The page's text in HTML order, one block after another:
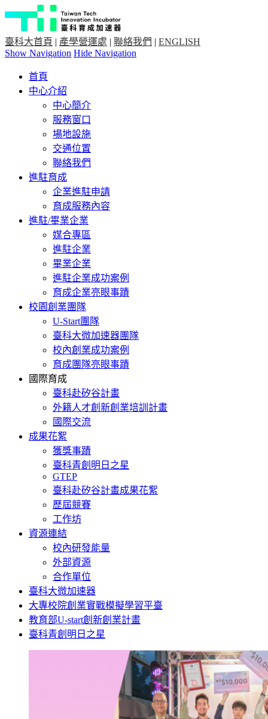
臺科大首頁 | 產學營運處 | 聯絡我們 | ENGLISH
Show Navigation Hide Navigation
首頁
中心介紹
中心簡介
服務窗口
場地設施
交通位置
聯絡我們
進駐育成
企業進駐申請
育成服務內容
進駐/畢業企業
媒合專區
進駐企業
畢業企業
進駐企業成功案例
育成企業亮眼事蹟
校園創業團隊
U-Start團隊
臺科大微加速器團隊
校內創業成功案例
育成團隊亮眼事蹟
國際育成
臺科赴矽谷計畫
外籍人才創新創業培訓計畫
國際交流
成果花絮
獲獎事蹟
臺科青創明日之星
GTEP
臺科赴矽谷計畫成果花絮
歷屆競賽
工作坊
資源連結
校內研發能量
外部資源
合作單位
臺科大微加速器
大專校院創業實戰模擬學習平臺
教育部U-start創新創業計畫
臺科青創明日之星